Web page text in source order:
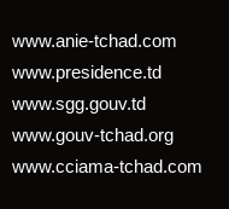
www.anie-tchad.com
www.presidence.td
www.sgg.gouv.td
www.gouv-tchad.org
www.cciama-tchad.com